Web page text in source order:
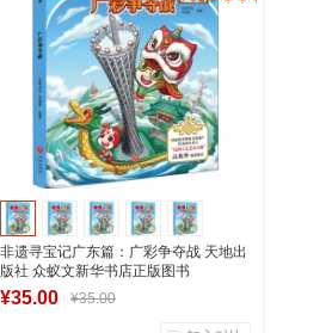
加入购物车
非遗寻宝记广东篇：广彩争夺战 天地出
版社 众蚁文新华书店正版图书
¥35.00 ¥35.00